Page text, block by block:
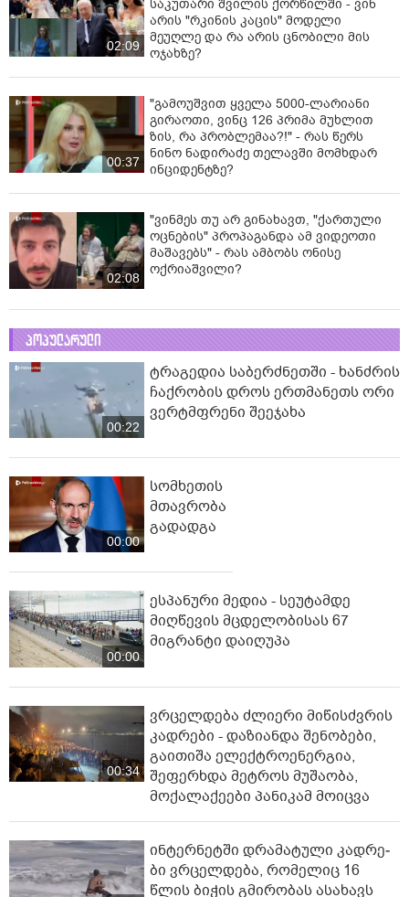
02:09
საკუთარი შვილის ქორწილში - ვინ
არის "რკინის კაცის" მოდელი
მეუღლე და რა არის ცნობილი მის
ოჯახზე?
00:37
"გამოუშვით ყველა 5000-ლარიანი
გირაოთი, ვინც 126 პრიმა მუხლით
ზის, რა პრობლემაა?!" - რას წერს
ნინო ნადირაძე თელავში მომხდარ
ინციდენტზე?
02:08
"ვინმეს თუ არ გინახავთ, "ქართული
ოცნების" პროპაგანდა ამ ვიდეოთი
მაშავებს" - რას ამბობს ონისე
ოქრიაშვილი?
პოპულარული
00:22
ტრაგედია საბერძნეთში - ხანძრის
ჩაქრობის დროს ერთმანეთს ორი
ვერტმფრენი შეეჯახა
00:00
სომხეთის
მთავრობა
გადადგა
00:00
ესპანური მედია - სეუტამდე
მიღწევის მცდელობისას 67
მიგრანტი დაიღუპა
00:34
ვრცელდება ძლიერი მიწისძვრის
კადრები - დაზიანდა შენობები,
გაითიშა ელექტროენერგია,
შეფერხდა მეტროს მუშაობა,
მოქალაქეები პანიკამ მოიცვა
ინ­ტერ­ნეტ­ში დრა­მა­ტუ­ლი კად­რე­
ბი ვრცელდება, რომელიც 16
წლის ბიჭის გმირობას ასახავს